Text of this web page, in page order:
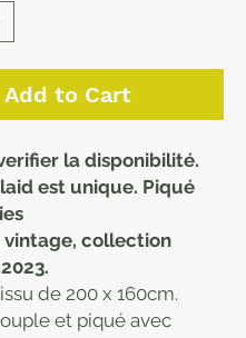
Add to Cart
la disponibilité.
est unique. Piqué
vintage, collection
de 200 x 160cm.
et piqué avec